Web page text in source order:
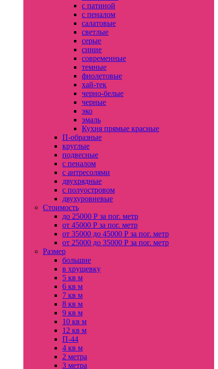
с патиной
с пеналом
салатовые
светлые
серые
синие
современные
темные
фиолетовые
хай-тек
черно-белые
черные
эко
эмаль
Кухня прямые красные
П-образные
круглые
подвесные
с пеналом
с антресолями
двухрядные
с полуостровом
двухуровневые
Стоимость
до 25000 Р за пог. метр
от 45000 Р за пог. метр
от 35000 до 45000 Р за пог. метр
от 25000 до 35000 Р за пог. метр
Размер
большие
в хрущевку
5 кв м
6 кв м
7 кв м
8 кв м
9 кв м
10 кв м
12 кв м
П-44
4 кв м
2 метра
3 метра